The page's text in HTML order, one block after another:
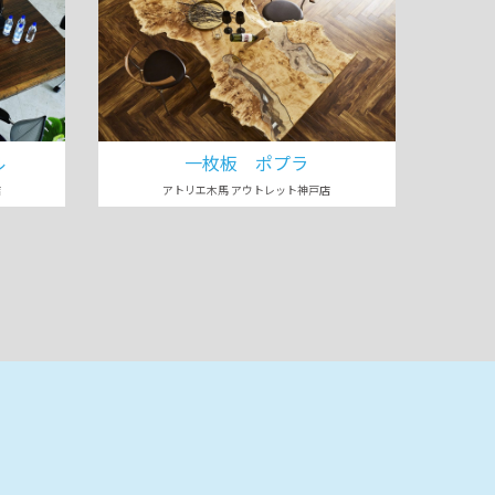
一枚板 ポプラ
アトリエ木馬 アウトレット神戸店